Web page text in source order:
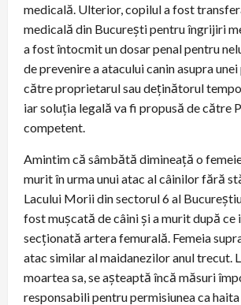
medicală. Ulterior, copilul a fost
medicală din București pentru îngrijiri
a fost întocmit un dosar penal pentru
de prevenire a atacului canin asupra
către proprietarul sau deținătorul
iar soluția legală va fi propusă de către
competent.
Amintim că sâmbătă dimineață o
murit în urma unui atac al câinilor fără
Lacului Morii din sectorul 6 al
fost mușcată de câini și a murit după ce
secționată artera femurală. Femeia
atac similar al maidanezilor anul trecut.
moartea sa, se așteaptă încă măsuri
responsabili pentru permisiunea ca haita